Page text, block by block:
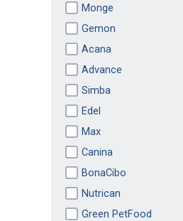
Monge
Gemon
Acana
Advance
Simba
Edel
Max
Canina
BonaCibo
Nutrican
Green PetFood